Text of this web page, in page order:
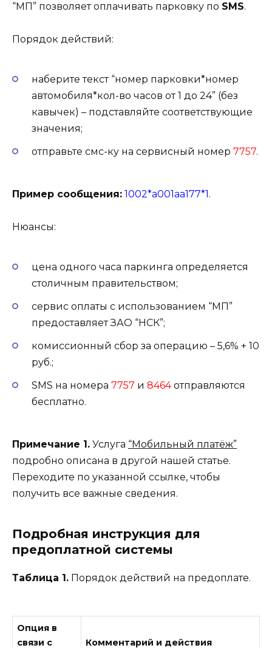
“МП” позволяет оплачивать парковку по SMS.
Порядок действий:
наберите текст “номер парковки*номер
автомобиля*кол-во часов от 1 до 24” (без
кавычек) – подставляйте соответствующие
значения;
отправьте смс-ку на сервисный номер 7757.
Пример сообщения: 1002*а001аа177*1.
Нюансы:
цена одного часа паркинга определяется
столичным правительством;
сервис оплаты с использованием “МП”
предоставляет ЗАО “НСК”;
комиссионный сбор за операцию – 5,6% + 10
руб.;
SMS на номера 7757 и 8464отправляются
бесплатно.
Примечание 1. Услуга “Мобильный платёж”
подробно описана в другой нашей статье.
Переходите по указанной ссылке, чтобы
получить все важные сведения.
Подробная инструкция для
предоплатной системы
Таблица 1. Порядок действий на предоплате.
Опция в
связи с
Комментарий и действия